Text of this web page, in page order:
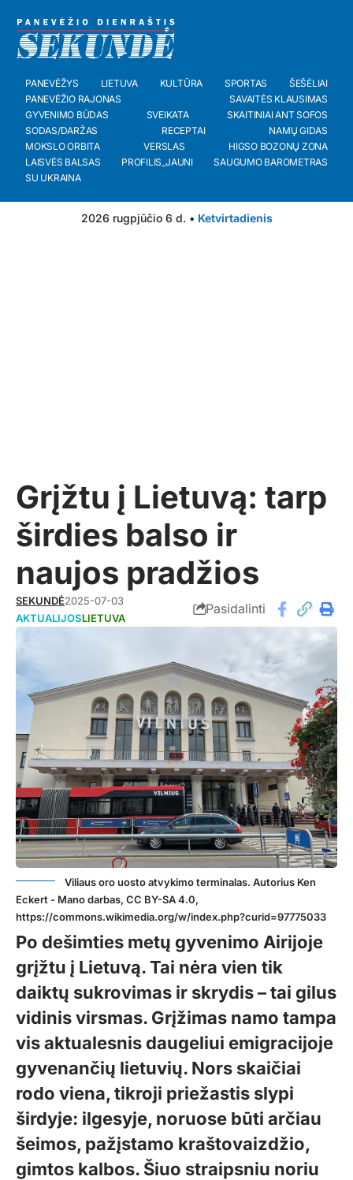
PANEVĖŽYS LIETUVA KULTŪRA SPORTAS
ŠEŠĖLIAI
PANEVĖŽIO RAJONAS
SAVAITĖS KLAUSIMAS
GYVENIMO BŪDAS
SVEIKATA
SKAITINIAI ANT SOFOS
SODAS/DARŽAS
RECEPTAI
NAMŲ GIDAS
MOKSLO ORBITA
VERSLAS
HIGSO BOZONŲ ZONA
LAISVĖS BALSAS
PROFILIS_JAUNI
SAUGUMO BAROMETRAS
SU UKRAINA
2026 rugpjūčio 6 d. • Ketvirtadienis
Grįžtu į Lietuvą: tarp
širdies balso ir
naujos pradžios
SEKUNDĖ2025-07-03
AKTUALIJOSLIETUVA
Pasidalinti
Viliaus oro uosto atvykimo terminalas. Autorius Ken
Eckert - Mano darbas, CC BY-SA 4.0,
https://commons.wikimedia.org/w/index.php?curid=97775033
Po dešimties metų gyvenimo Airijoje
grįžtu į Lietuvą. Tai nėra vien tik
daiktų sukrovimas ir skrydis – tai gilus
vidinis virsmas. Grįžimas namo tampa
vis aktualesnis daugeliui emigracijoje
gyvenančių lietuvių. Nors skaičiai
rodo viena, tikroji priežastis slypi
širdyje: ilgesyje, noruose būti arčiau
šeimos, pažįstamo kraštovaizdžio,
gimtos kalbos. Šiuo straipsniu noriu